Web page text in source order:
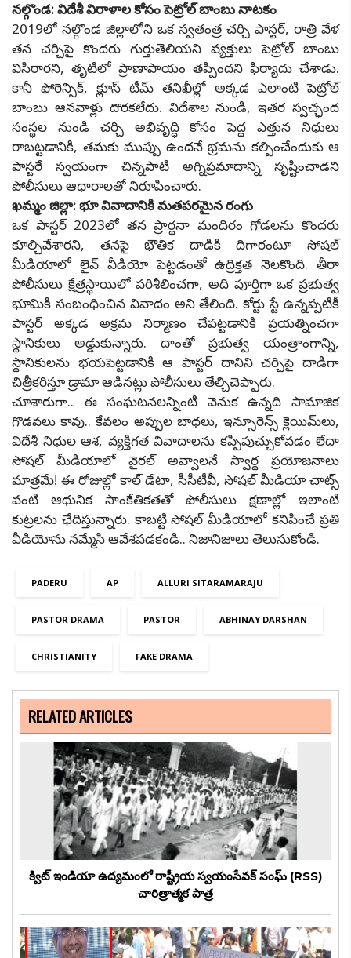
నల్గొండ: విదేశీ విరాళాల కోసం పెట్రోల్ బాంబు నాటకం
2019లో నల్గొండ జిల్లాలోని ఒక స్వతంత్ర చర్చి పాస్టర్, రాత్రి వేళ
తన చర్చిపై కొందరు గుర్తుతెలియని వ్యక్తులు పెట్రోల్ బాంబు
విసిరారని, తృటిలో ప్రాణాపాయం తప్పిందని ఫిర్యాదు చేశాడు.
కానీ ఫోరెన్సిక్, క్లూస్ టీమ్ తనిఖీల్లో అక్కడ ఎలాంటి పెట్రోల్
బాంబు ఆనవాళ్లు దొరకలేదు. విదేశాల నుండి, ఇతర స్వచ్ఛంద
సంస్థల నుండి చర్చి అభివృద్ధి కోసం పెద్ద ఎత్తున నిధులు
రాబట్టడానికి, తమకు ముప్పు ఉందనే భ్రమను కల్పించేందుకు ఆ
పాస్టరే స్వయంగా చిన్నపాటి అగ్నిప్రమాదాన్ని సృష్టించాడని
పోలీసులు ఆధారాలతో నిరూపించారు.
ఖమ్మం జిల్లా: భూ వివాదానికి మతపరమైన రంగు
ఒక పాస్టర్ 2023లో తన ప్రార్థనా మందిరం గోడలను కొందరు
కూల్చివేశారని, తనపై భౌతిక దాడికి దిగారంటూ సోషల్
మీడియాలో లైవ్ వీడియో పెట్టడంతో ఉద్రిక్తత నెలకొంది. తీరా
పోలీసులు క్షేత్రస్థాయిలో పరిశీలించగా, అది పూర్తిగా ఒక ప్రభుత్వ
భూమికి సంబంధించిన వివాదం అని తేలింది. కోర్టు స్టే ఉన్నప్పటికీ
పాస్టర్ అక్కడ అక్రమ నిర్మాణం చేపట్టడానికి ప్రయత్నించగా
స్థానికులు అడ్డుకున్నారు. దాంతో ప్రభుత్వ యంత్రాంగాన్ని,
స్థానికులను భయపెట్టడానికి ఆ పాస్టర్ దానిని చర్చిపై దాడిగా
చిత్రీకరిస్తూ డ్రామా ఆడినట్లు పోలీసులు తేల్చిచెప్పారు.
చూశారుగా.. ఈ సంఘటనలన్నింటి వెనుక ఉన్నది సామాజిక
గొడవలు కావు.. కేవలం అప్పుల బాధలు, ఇన్సూరెన్స్ క్లెయిమ్‌లు,
విదేశీ నిధుల ఆశ, వ్యక్తిగత వివాదాలను కప్పిపుచ్చుకోవడం లేదా
సోషల్ మీడియాలో వైరల్ అవ్వాలనే స్వార్థ ప్రయోజనాలు
మాత్రమే! ఈ రోజుల్లో కాల్ డేటా, సీసీటీవీ, సోషల్ మీడియా చాట్స్
వంటి ఆధునిక సాంకేతికతతో పోలీసులు క్షణాల్లో ఇలాంటి
కుట్రలను ఛేదిస్తున్నారు. కాబట్టి సోషల్ మీడియాలో కనిపించే ప్రతి
వీడియోను నమ్మేసి ఆవేశపడకండి.. నిజానిజాలు తెలుసుకోండి.
PADERU AP ALLURI SITARAMARAJU
PASTOR DRAMA PASTOR ABHINAY DARSHAN
CHRISTIANITY FAKE DRAMA
RELATED ARTICLES
క్విట్ ఇండియా ఉద్యమంలో రాష్ట్రీయ స్వయంసేవక్ సంఘ్ (RSS)
చారిత్రాత్మక పాత్ర